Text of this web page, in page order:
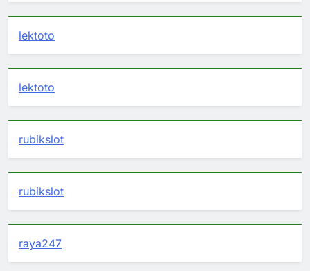
lektoto
lektoto
rubikslot
rubikslot
raya247